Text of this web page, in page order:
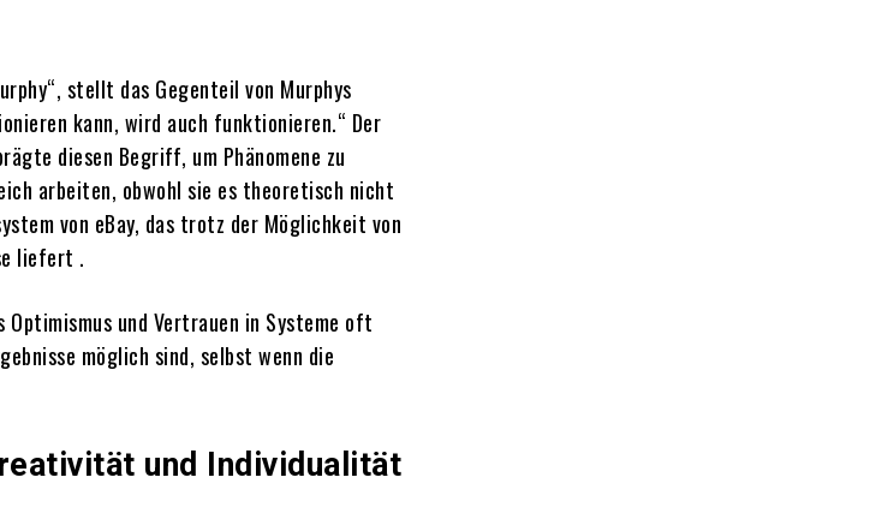
stellt das Gegenteil von Murphys
kann, wird auch funktionieren.“ Der
diesen Begriff, um Phänomene zu
arbeiten, obwohl sie es theoretisch nicht
von eBay, das trotz der Möglichkeit von
liefert .
Optimismus und Vertrauen in Systeme oft
möglich sind, selbst wenn die
und Individualität